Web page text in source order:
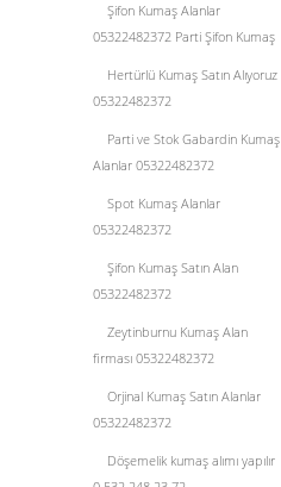
Şifon Kumaş Alanlar
05322482372 Parti Şifon Kumaş
Hertürlü Kumaş Satın Alıyoruz
05322482372
Parti ve Stok Gabardin Kumaş
Alanlar 05322482372
Spot Kumaş Alanlar
05322482372
Şifon Kumaş Satın Alan
05322482372
Zeytinburnu Kumaş Alan
firması 05322482372
Orjinal Kumaş Satın Alanlar
05322482372
Döşemelik kumaş alımı yapılır